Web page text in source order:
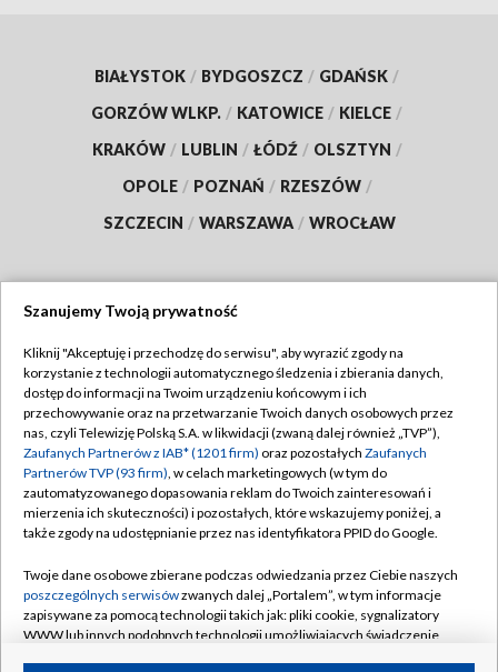
BIAŁYSTOK / BYDGOSZCZ / GDAŃSK /
GORZÓW WLKP. / KATOWICE / KIELCE /
KRAKÓW / LUBLIN / ŁÓDŹ / OLSZTYN /
OPOLE / POZNAŃ / RZESZÓW /
SZCZECIN / WARSZAWA / WROCŁAW
TVP
Abonament TVP
Emisja w TVP
Centrum informacji TVP
Naziemna Telewizja Cyfrowa
Rada Programowa
System NOS
Informacje o nadawcy
Regulamin TVP
Polityka prywatności
Moje zgody
Pomoc
Kontakt
Kanały
Szanujemy Twoją prywatność
Kliknij "Akceptuję i przechodzę do serwisu", aby wyrazić zgody na
korzystanie z technologii automatycznego śledzenia i zbierania danych,
dostęp do informacji na Twoim urządzeniu końcowym i ich
przechowywanie oraz na przetwarzanie Twoich danych osobowych przez
nas, czyli Telewizję Polską S.A. w likwidacji (zwaną dalej również „TVP”),
Zaufanych Partnerów z IAB* (1201 firm) oraz pozostałych Zaufanych
Partnerów TVP (93 firm), w celach marketingowych (w tym do
zautomatyzowanego dopasowania reklam do Twoich zainteresowań i
mierzenia ich skuteczności) i pozostałych, które wskazujemy poniżej, a
także zgody na udostępnianie przez nas identyfikatora PPID do Google.
Twoje dane osobowe zbierane podczas odwiedzania przez Ciebie naszych
poszczególnych serwisówzwanych dalej „Portalem”, w tym informacje
zapisywane za pomocą technologii takich jak: pliki cookie, sygnalizatory
WWW lub innych podobnych technologii umożliwiających świadczenie